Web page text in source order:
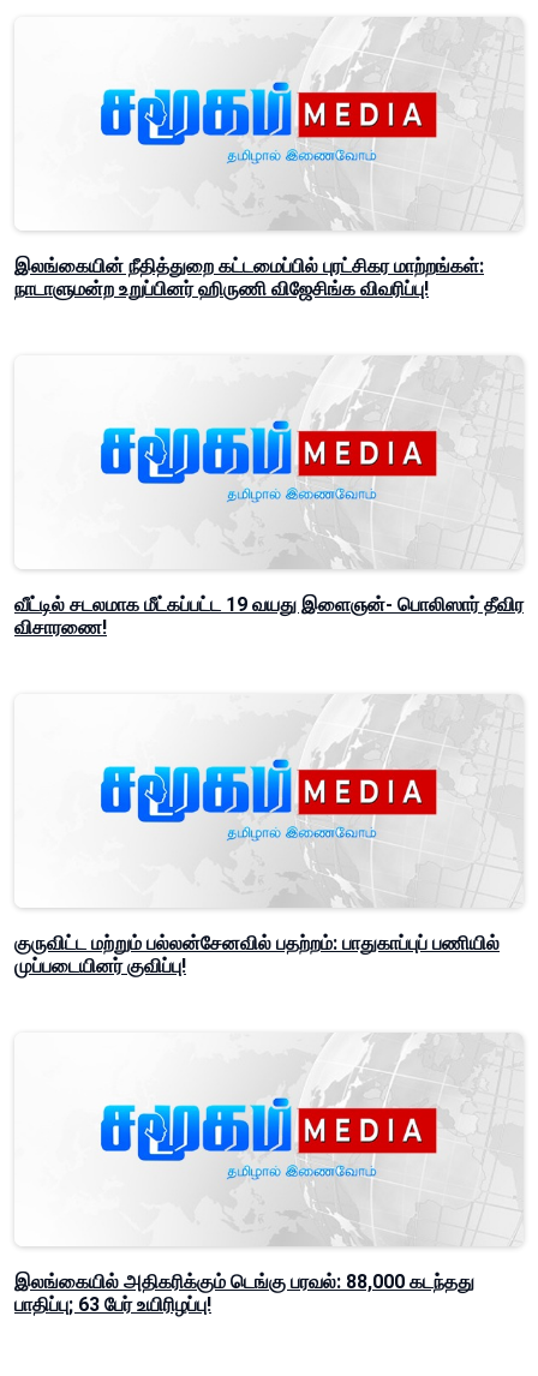
இலங்கையின் நீதித்துறை கட்டமைப்பில் புரட்சிகர மாற்றங்கள்:
நாடாளுமன்ற உறுப்பினர் ஹிருணி விஜேசிங்க விவரிப்பு!
வீட்டில் சடலமாக மீட்கப்பட்ட 19 வயது இளைஞன்- பொலிஸார் தீவிர
விசாரணை!
குருவிட்ட மற்றும் பல்லன்சேனவில் பதற்றம்: பாதுகாப்புப் பணியில்
முப்படையினர் குவிப்பு!
இலங்கையில் அதிகரிக்கும் டெங்கு பரவல்: 88,000 கடந்தது
பாதிப்பு; 63 பேர் உயிரிழப்பு!